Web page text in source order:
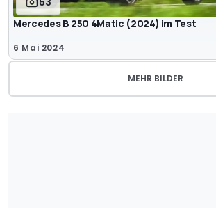
Mercedes B 250 4Matic (2024) im Test
6 Mai 2024
MEHR BILDER